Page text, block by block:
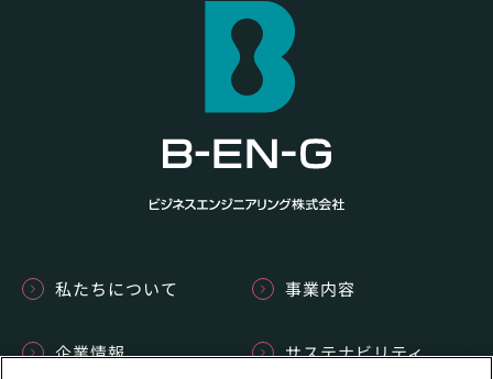
私たちについて 事業内容
企業情報 サステナビリティ